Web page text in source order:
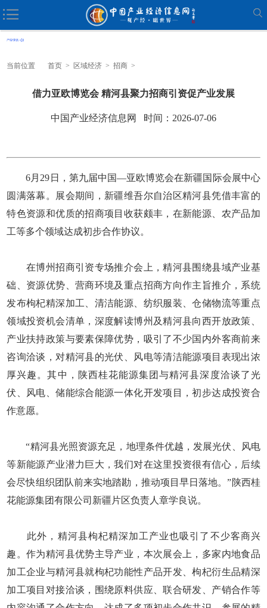
当前位置 首页 > 区域经济 > 招商 >
借力亚欧博览会 精河县聚力招商引资促产业发展
中国产业经济信息网 时间：2026-07-06
6月29日，第九届中国—亚欧博览会在新疆国际会展中心
圆满落幕。展会期间，新疆维吾尔自治区精河县凭借丰富的
特色资源和优质的招商项目收获颇丰，在新能源、农产品加
工等多个领域达成初步合作协议。
在博州招商引资专场推介会上，精河县围绕县域产业基
础、资源优势、营商环境及重点招商方向作主旨推介，系统
发布枸杞精深加工、清洁能源、纺织服装、仓储物流等重点
领域投资机会清单，深度解读博州及精河县向西开放政策、
产业扶持政策与要素保障优势，吸引了不少国内外客商前来
咨询洽谈，对精河县的光伏、风电等清洁能源项目表现出浓
厚兴趣。其中，陕西桂花能源集团与精河县深度洽谈了光
伏、风电、储能综合能源一体化开发项目，初步达成投资合
作意愿。
“精河县光照资源充足，地理条件优越，发展光伏、风电
等新能源产业潜力巨大，我们对在这里投资很有信心，后续
会尽快组织团队前来实地踏勘，推动项目早日落地。”陕西桂
花能源集团有限公司新疆片区负责人章学良说。
此外，精河县枸杞精深加工产业也吸引了不少客商兴
趣。作为精河县优势主导产业，本次展会上，多家内地食品
加工企业与精河县就枸杞功能性产品开发、枸杞衍生品精深
加工项目对接洽谈，围绕原料供应、联合研发、产销合作等